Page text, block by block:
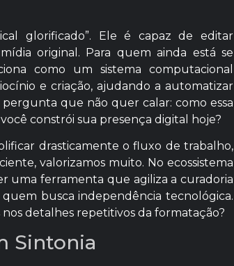
glorificado”. Ele é capaz de editar
original. Para quem ainda está se
como um sistema computacional
e criação, ajudando a automatizar
que não quer calar: como essa
constrói sua presença digital hoje?
drasticamente o fluxo de trabalho,
valorizamos muito. No ecossistema
uma ferramenta que agiliza a curadoria
busca independência tecnológica.
detalhes repetitivos da formatação?
Sintonia